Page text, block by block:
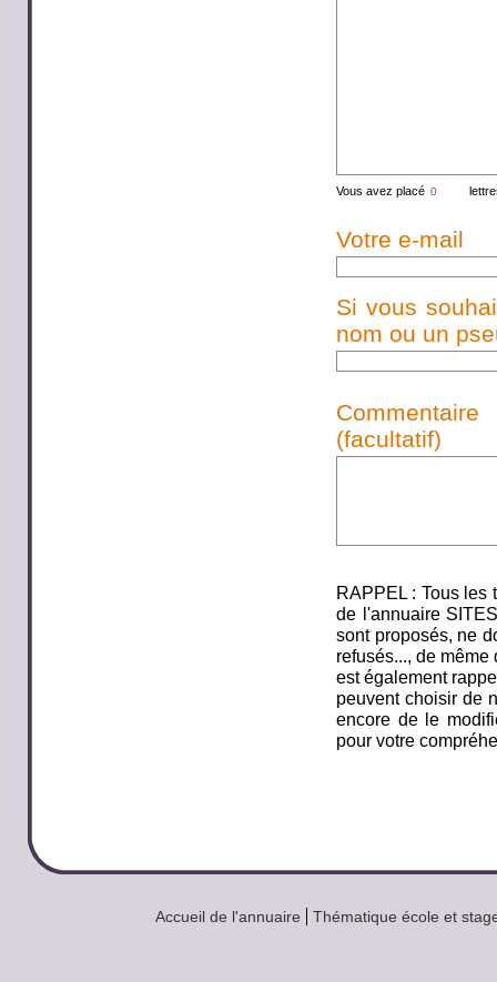
Vous avez placé
Votre e-mail
Si vous
nom ou un
(facultatif)
RAPPEL : Tous les
de l'annuaire
sont proposés, ne
refusés..., de
est également
peuvent choisir de
encore de le
pour votre
Accueil de l'annuaire Thématique école et